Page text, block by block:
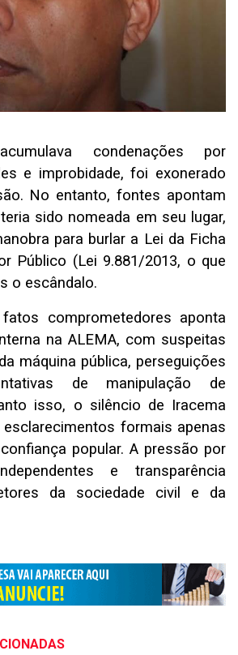
condenações por
e improbidade, foi exonerado
No entanto, fontes apontam
sido nomeada em seu lugar,
para burlar a Lei da Ficha
Público (Lei 9.881/2013, o que
o escândalo.
comprometedores aponta
na ALEMA, com suspeitas
máquina pública, perseguições
de manipulação de
isso, o silêncio de Iracema
formais apenas
popular. A pressão por
e transparência
da sociedade civil e da